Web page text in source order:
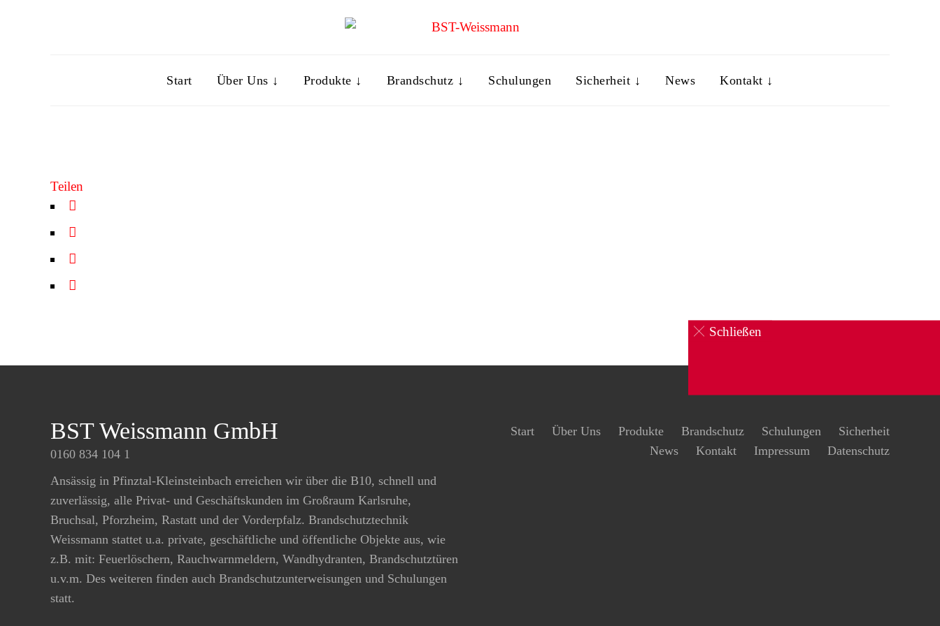
Start Über Uns ↓ Produkte ↓ Brandschutz ↓ Schulungen Sicherheit ↓ News Kontakt ↓
Teilen
BST Weissmann GmbH
0160 834 104 1
Ansässig in Pfinztal-Kleinsteinbach erreichen wir über die B10, schnell und
zuverlässig, alle Privat- und Geschäftskunden im Großraum Karlsruhe,
Bruchsal, Pforzheim, Rastatt und der Vorderpfalz. Brandschutztechnik
Weissmann stattet u.a. private, geschäftliche und öffentliche Objekte aus, wie
z.B. mit: Feuerlöschern, Rauchwarnmeldern, Wandhydranten, Brandschutztüren
u.v.m. Des weiteren finden auch Brandschutzunterweisungen und Schulungen
statt.
Start Über Uns Produkte Brandschutz Schulungen
Sicherheit
News
Kontakt Impressum Datenschutz
Schließen